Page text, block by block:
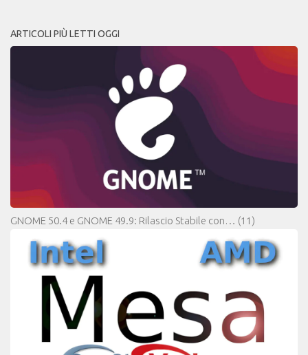
ARTICOLI PIÙ LETTI OGGI
GNOME 50.4 e GNOME 49.9: Rilascio Stabile con… (11)